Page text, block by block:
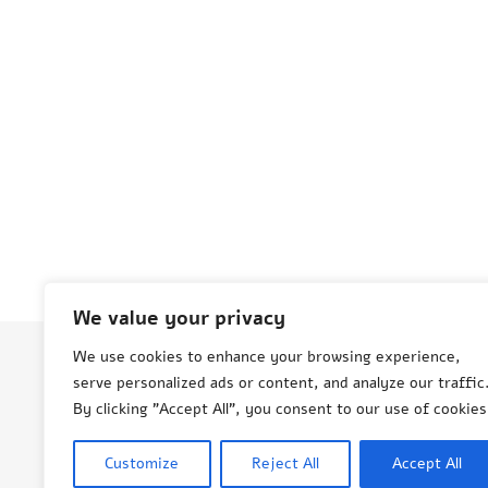
We value your privacy
We use cookies to enhance your browsing experience,
serve personalized ads or content, and analyze our traffic.
By clicking "Accept All", you consent to our use of
Customize Reject All Accept All
© Aneta Grenda Życie i podróże